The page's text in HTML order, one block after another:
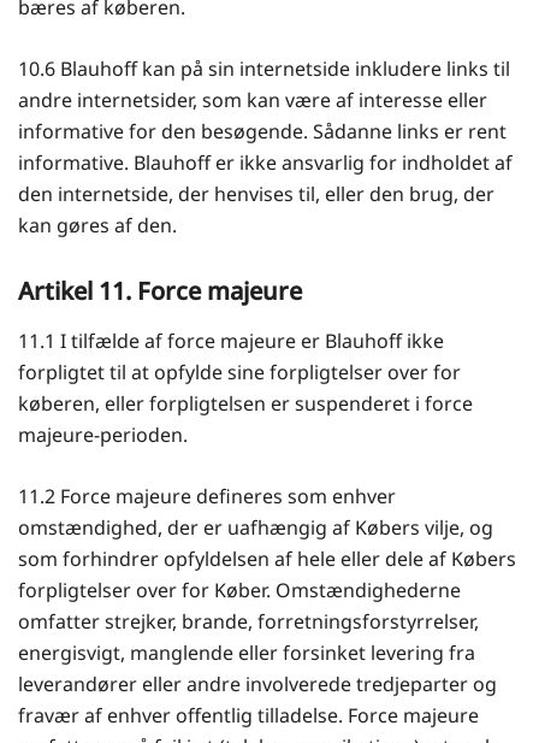
bæres af køberen.
10.6 Blauhoff kan på sin internetside inkludere links til
andre internetsider, som kan være af interesse eller
informative for den besøgende. Sådanne links er rent
informative. Blauhoff er ikke ansvarlig for indholdet af
den internetside, der henvises til, eller den brug, der
kan gøres af den.
Artikel 11. Force majeure
11.1 I tilfælde af force majeure er Blauhoff ikke
forpligtet til at opfylde sine forpligtelser over for
køberen, eller forpligtelsen er suspenderet i force
majeure-perioden.
11.2 Force majeure defineres som enhver
omstændighed, der er uafhængig af Købers vilje, og
som forhindrer opfyldelsen af hele eller dele af Købers
forpligtelser over for Køber. Omstændighederne
omfatter strejker, brande, forretningsforstyrrelser,
energisvigt, manglende eller forsinket levering fra
leverandører eller andre involverede tredjeparter og
fravær af enhver offentlig tilladelse. Force majeure